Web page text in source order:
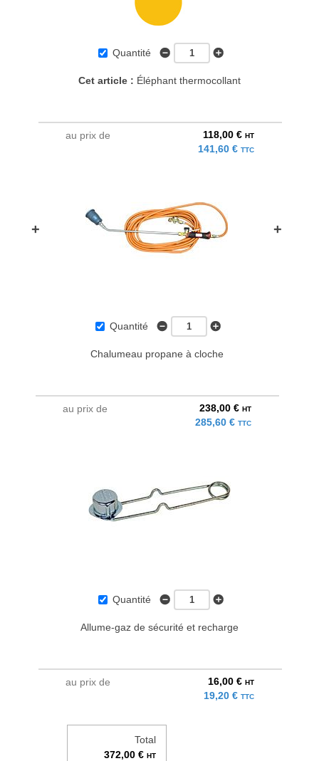
Quantité
Cet article : Éléphant thermocollant
au prix de 118,00 € HT
141,60 € TTC
+
Quantité
Chalumeau propane à cloche
au prix de 238,00 € HT
285,60 € TTC
+
Quantité
Allume-gaz de sécurité et recharge
au prix de 16,00 € HT
19,20 € TTC
Total
372,00 € HT